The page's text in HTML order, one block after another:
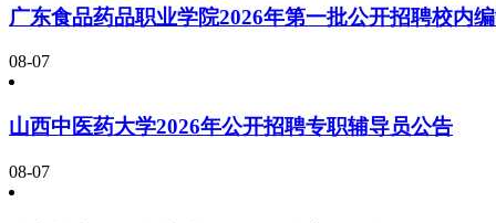
广东食品药品职业学院2026年第一批公开招聘校内
08-07
山西中医药大学2026年公开招聘专职辅导员公告
08-07